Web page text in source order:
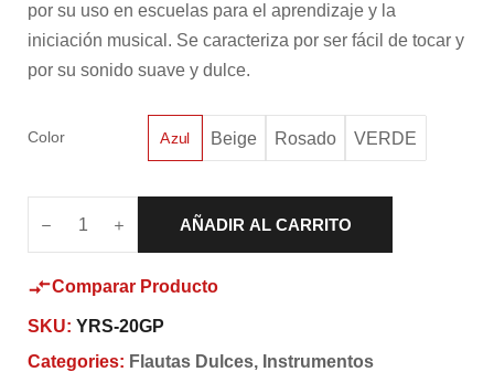
por su uso en escuelas para el aprendizaje y la
iniciación musical. Se caracteriza por ser fácil de tocar y
por su sonido suave y dulce.
Color Azul Beige Rosado VERDE
AÑADIR AL CARRITO
Comparar Producto
SKU: YRS-20GP
Categories: Flautas Dulces, Instrumentos